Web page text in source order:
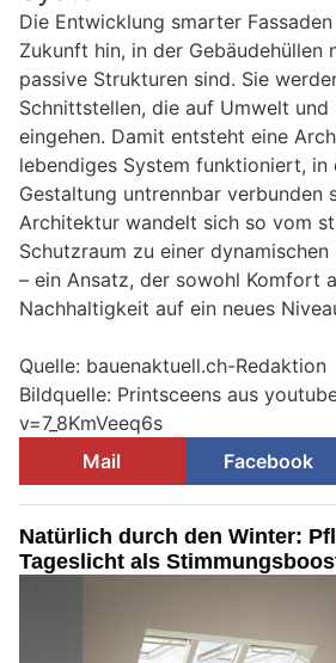
Die Entwicklung smarter
Zukunft hin, in der Gebäudehüllen
passive Strukturen sind. Sie
Schnittstellen, die auf Umwelt
eingehen. Damit entsteht eine
lebendiges System funktioniert, in
Gestaltung untrennbar verbunden
Architektur wandelt sich so vom
Schutzraum zu einer
– ein Ansatz, der sowohl Komfort
Nachhaltigkeit auf ein neues
Quelle: bauenaktuell.ch-Redaktion
Bildquelle: Printsceens aus
v=7_8KmVeeq6s
Mail
Facebook
Natürlich durch den Winter:
Tageslicht als